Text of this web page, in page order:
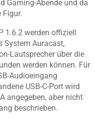
Gaming-Abende und da
Figur.
1.6.2 werden offiziell
System Auracast,
Lautsprecher über die
werden können. Für
Audioeingang
USB-C-Port wird
angegeben, aber nicht
beschrieben.